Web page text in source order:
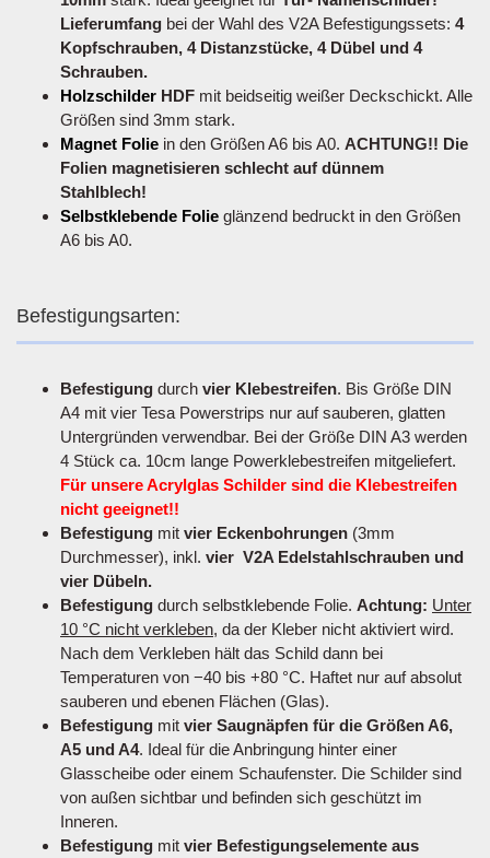
Lieferumfang bei der Wahl des V2A Befestigungssets: 4
Kopfschrauben, 4 Distanzstücke, 4 Dübel und 4
Schrauben.
Holzschilder HDF mit beidseitig weißer Deckschickt. Alle
Größen sind 3mm stark.
Magnet Folie in den Größen A6 bis A0. ACHTUNG!! Die
Folien magnetisieren schlecht auf dünnem
Stahlblech!
Selbstklebende Folie glänzend bedruckt in den Größen
A6 bis A0.
Befestigungsarten:
Befestigung durch vier Klebestreifen. Bis Größe DIN
A4 mit vier Tesa Powerstrips nur auf sauberen, glatten
Untergründen verwendbar. Bei der Größe DIN A3 werden
4 Stück ca. 10cm lange Powerklebestreifen mitgeliefert.
Für unsere Acrylglas Schilder sind die Klebestreifen
nicht geeignet!!
Befestigung mit vier Eckenbohrungen (3mm
Durchmesser), inkl. vier V2A Edelstahlschrauben und
vier Dübeln.
Befestigung durch selbstklebende Folie. Achtung: Unter
10 °C nicht verkleben, da der Kleber nicht aktiviert wird.
Nach dem Verkleben hält das Schild dann bei
Temperaturen von −40 bis +80 °C. Haftet nur auf absolut
sauberen und ebenen Flächen (Glas).
Befestigung mit vier Saugnäpfen für die Größen A6,
A5 und A4. Ideal für die Anbringung hinter einer
Glasscheibe oder einem Schaufenster. Die Schilder sind
von außen sichtbar und befinden sich geschützt im
Inneren.
Befestigung mit vier Befestigungselemente aus